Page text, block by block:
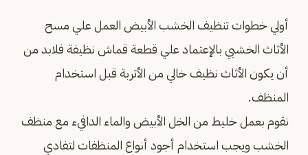
أولي خطوات تنظيف الخشب الأبيض العمل علي مسح
الأثاث الخشبي بالإعتماد علي قطعة قماش نظيفة فلابد من
أن يكون الأثاث نظيف خالي من الأتربة قبل استخدام
المنظف.
نقوم بعمل خليط من الخل الأبيض والماء الدافيء مع منظف
الخشب ويجب استخدام أجود أنواع المنظفات لتفادي